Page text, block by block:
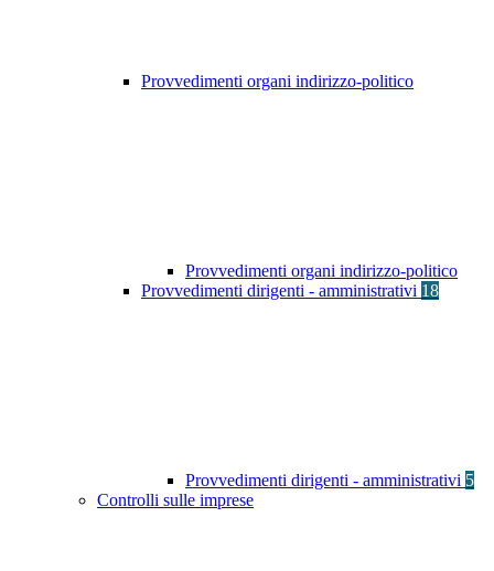
Provvedimenti organi indirizzo-politico
Provvedimenti organi indirizzo-politico
Provvedimenti dirigenti - amministrativi 18
Provvedimenti dirigenti - amministrativi 5
Controlli sulle imprese